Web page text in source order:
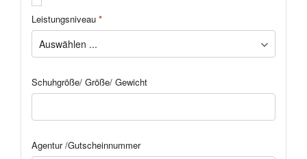
Leistungsniveau *
Schuhgröße/ Größe/ Gewicht
Agentur /Gutscheinnummer